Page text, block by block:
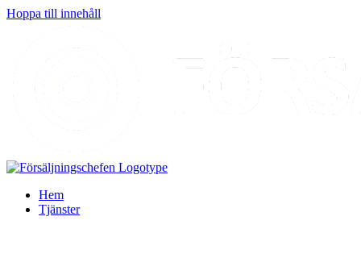
Hoppa till innehåll
Hem
Tjänster